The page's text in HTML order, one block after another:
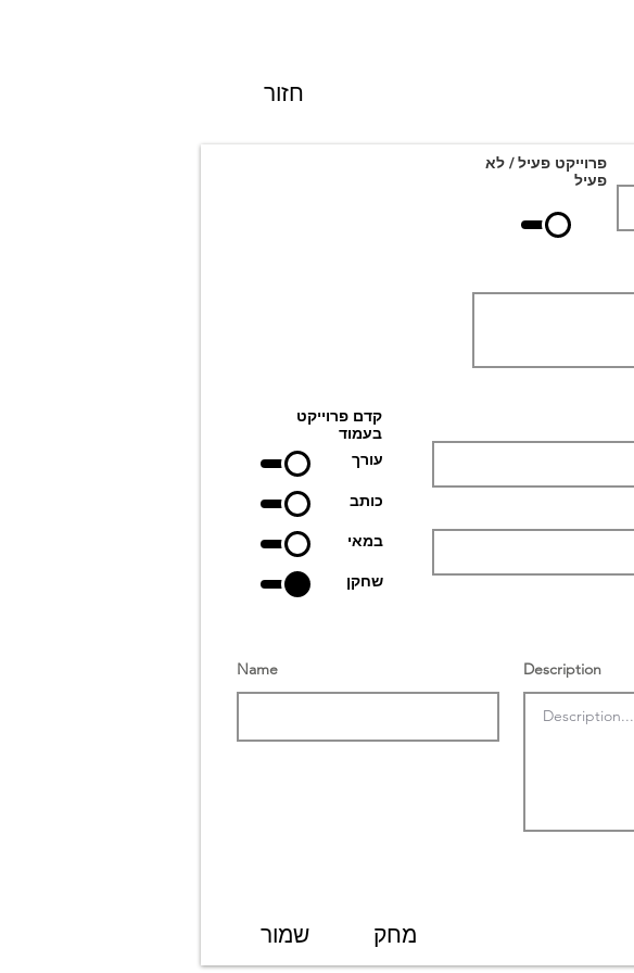
חזור
פרוייקט פעיל / לא
פעיל
קדם פרוייקט
בעמוד
עורך
כותב
במאי
שחקן
Name Description
שמור מחק